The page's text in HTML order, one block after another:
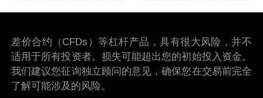
差价合约（CFDs）等杠杆产品，具有很大风险，并不
适用于所有投资者。损失可能超出您的初始投入资金。
我们建议您征询独立顾问的意见，确保您在交易前完全
了解可能涉及的风险。